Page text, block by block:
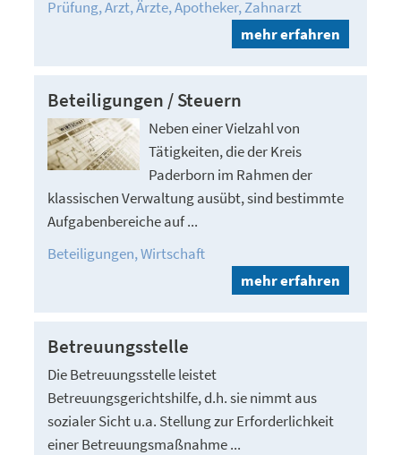
Prüfung Arzt Ärzte Apotheker Zahnarzt
mehr erfahren
Beteiligungen / Steuern
Neben einer Vielzahl von
Tätigkeiten, die der Kreis
Paderborn im Rahmen der
klassischen Verwaltung ausübt, sind bestimmte
Aufgabenbereiche auf ...
Beteiligungen Wirtschaft
mehr erfahren
Betreuungsstelle
Die Betreuungsstelle leistet
Betreuungsgerichtshilfe, d.h. sie nimmt aus
sozialer Sicht u.a. Stellung zur Erforderlichkeit
einer Betreuungsmaßnahme ...